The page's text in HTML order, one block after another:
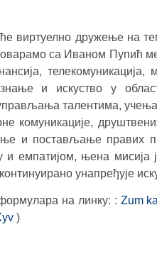
виртуелно дружење на
са Иваном Пупић
телекомуникација,
и искуство у
талентима, учења
комуникације,
и постављање правих
и емпатијом, њена
унапређује
на линку: : Zum
)